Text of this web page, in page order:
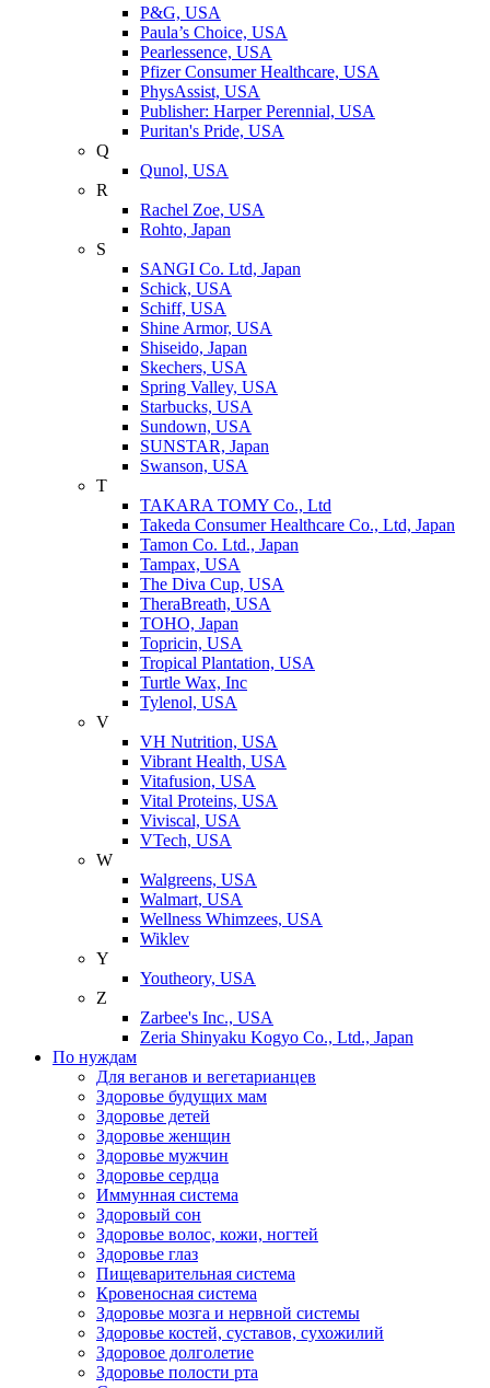
P&G, USA
Paula’s Choice, USA
Pearlessence, USA
Pfizer Consumer Healthcare, USA
PhysAssist, USA
Publisher: Harper Perennial, USA
Puritan's Pride, USA
Q
Qunol, USA
R
Rachel Zoe, USA
Rohto, Japan
S
SANGI Co. Ltd, Japan
Schick, USA
Schiff, USA
Shine Armor, USA
Shiseido, Japan
Skechers, USA
Spring Valley, USA
Starbucks, USA
Sundown, USA
SUNSTAR, Japan
Swanson, USA
T
TAKARA TOMY Co., Ltd
Takeda Consumer Healthcare Co., Ltd, Japan
Tamon Co. Ltd., Japan
Tampax, USA
The Diva Cup, USA
TheraBreath, USA
TOHO, Japan
Topricin, USA
Tropical Plantation, USA
Turtle Wax, Inc
Tylenol, USA
V
VH Nutrition, USA
Vibrant Health, USA
Vitafusion, USA
Vital Proteins, USA
Viviscal, USA
VTech, USA
W
Walgreens, USA
Walmart, USA
Wellness Whimzees, USA
Wiklev
Y
Youtheory, USA
Z
Zarbee's Inc., USA
Zeria Shinyaku Kogyo Co., Ltd., Japan
По нуждам
Для веганов и вегетарианцев
Здоровье будущих мам
Здоровье детей
Здоровье женщин
Здоровье мужчин
Здоровье сердца
Иммунная система
Здоровый сон
Здоровье волос, кожи, ногтей
Здоровье глаз
Пищеварительная система
Кровеносная система
Здоровье мозга и нервной системы
Здоровье костей, суставов, сухожилий
Здоровое долголетие
Здоровье полости рта